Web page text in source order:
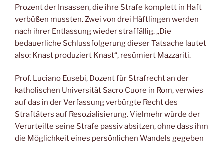
Prozent der Insassen, die ihre Strafe komplett in Haft
verbüßen mussten. Zwei von drei Häftlingen werden
nach ihrer Entlassung wieder straffällig. „Die
bedauerliche Schlussfolgerung dieser Tatsache lautet
also: Knast produziert Knast“, resümiert Mazzariti.
Prof. Luciano Eusebi, Dozent für Strafrecht an der
katholischen Universität Sacro Cuore in Rom, verwies
auf das in der Verfassung verbürgte Recht des
Straftäters auf Resozialisierung. Vielmehr würde der
Verurteilte seine Strafe passiv absitzen, ohne dass ihm
die Möglichkeit eines persönlichen Wandels gegeben